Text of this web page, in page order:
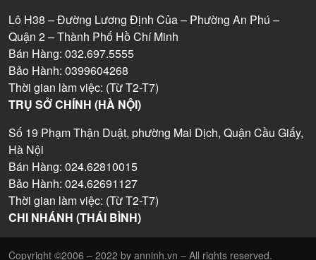
Lô H38 – Đường Lương Định Của – Phường An Phú –
Quận 2 – Thành Phố Hồ Chí Minh
Bán Hàng: 032.697.5555
Bảo Hành: 0399604268
Thời gian làm việc: (Từ T2-T7)
TRỤ SỞ CHÍNH (HÀ NỘI)
Số 19 Phạm Thận Duật, phường Mai Dịch, Quận Cầu Giấy,
Hà Nội
Bán Hàng: 024.62810015
Bảo Hành: 024.62691127
Thời gian làm việc: (Từ T2-T7)
CHI NHÁNH (THÁI BÌNH)
Copyright ©2006 – 2022 by anninh.vn – All rights reserved.